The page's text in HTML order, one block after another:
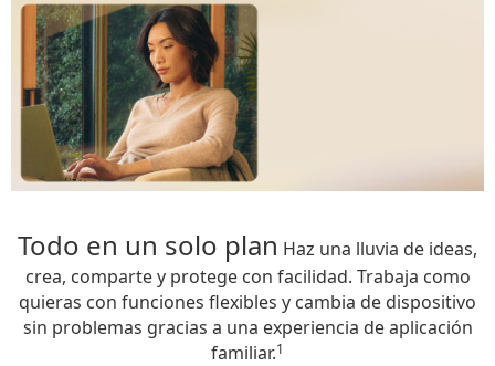
Todo en un solo plan Haz una lluvia de ideas,
crea, comparte y protege con facilidad. Trabaja como
quieras con funciones flexibles y cambia de dispositivo
sin problemas gracias a una experiencia de aplicación
familiar.1